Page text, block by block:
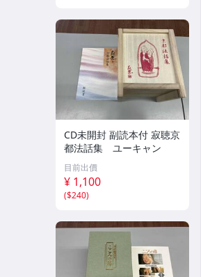
CD未開封 副読本付 寂聴京
都法話集 ユーキャン
目前出價
¥ 1,100
($240)